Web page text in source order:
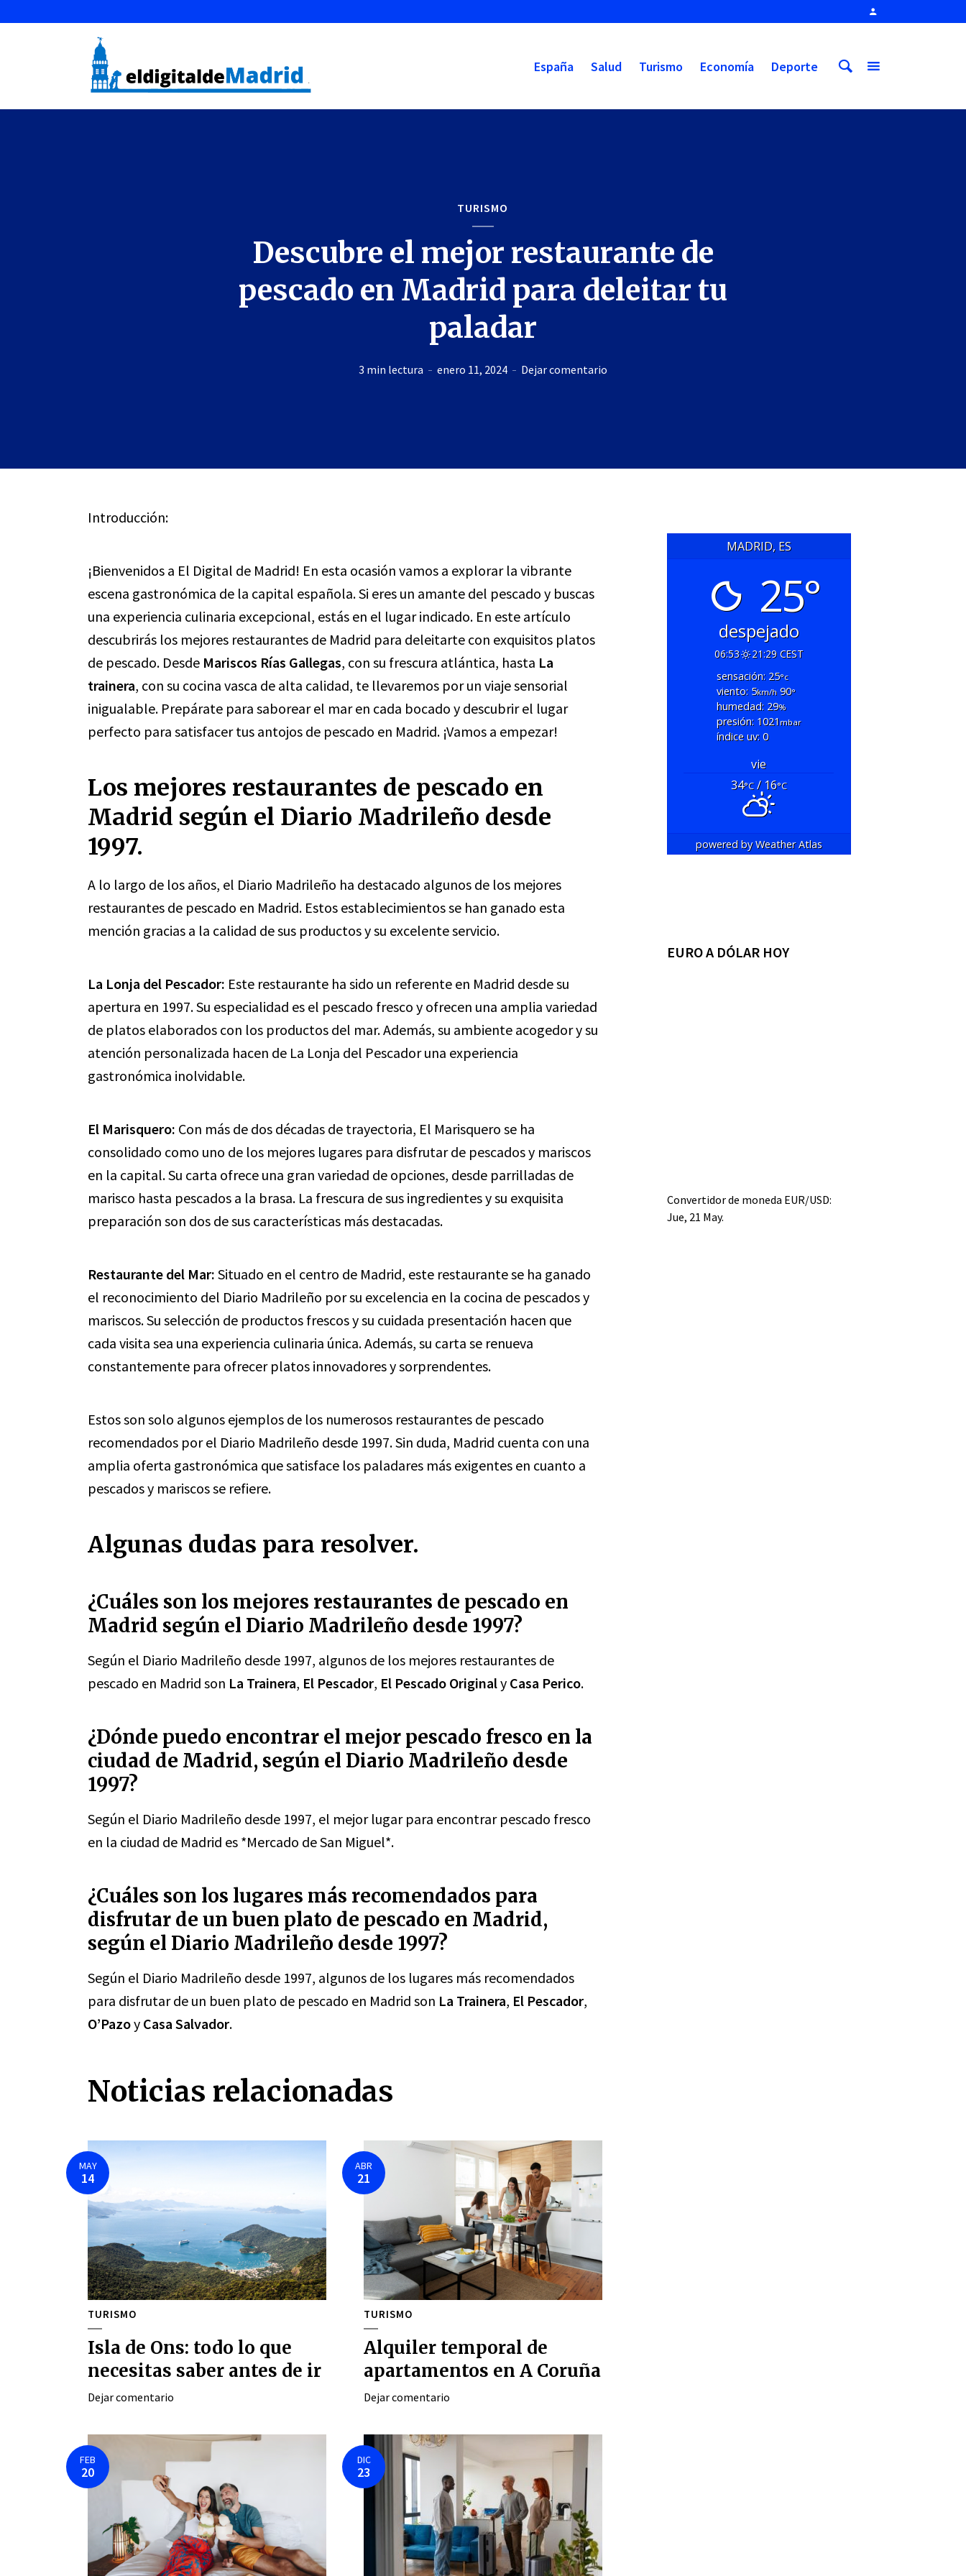
España Salud Turismo Economía Deporte
TURISMO
Descubre el mejor restaurante de
pescado en Madrid para deleitar tu
paladar
3 min lectura enero 11, 2024 Dejar comentario
Introducción:
¡Bienvenidos a El Digital de Madrid! En esta ocasión vamos a explorar la vibrante
escena gastronómica de la capital española. Si eres un amante del pescado y buscas
una experiencia culinaria excepcional, estás en el lugar indicado. En este artículo
descubrirás los mejores restaurantes de Madrid para deleitarte con exquisitos platos
de pescado. Desde Mariscos Rías Gallegas, con su frescura atlántica, hasta La
trainera, con su cocina vasca de alta calidad, te llevaremos por un viaje sensorial
inigualable. Prepárate para saborear el mar en cada bocado y descubrir el lugar
perfecto para satisfacer tus antojos de pescado en Madrid. ¡Vamos a empezar!
Los mejores restaurantes de pescado en
Madrid según el Diario Madrileño desde
1997.
A lo largo de los años, el Diario Madrileño ha destacado algunos de los mejores
restaurantes de pescado en Madrid. Estos establecimientos se han ganado esta
mención gracias a la calidad de sus productos y su excelente servicio.
La Lonja del Pescador: Este restaurante ha sido un referente en Madrid desde su
apertura en 1997. Su especialidad es el pescado fresco y ofrecen una amplia variedad
de platos elaborados con los productos del mar. Además, su ambiente acogedor y su
atención personalizada hacen de La Lonja del Pescador una experiencia
gastronómica inolvidable.
El Marisquero: Con más de dos décadas de trayectoria, El Marisquero se ha
consolidado como uno de los mejores lugares para disfrutar de pescados y mariscos
en la capital. Su carta ofrece una gran variedad de opciones, desde parrilladas de
marisco hasta pescados a la brasa. La frescura de sus ingredientes y su exquisita
preparación son dos de sus características más destacadas.
Restaurante del Mar: Situado en el centro de Madrid, este restaurante se ha ganado
el reconocimiento del Diario Madrileño por su excelencia en la cocina de pescados y
mariscos. Su selección de productos frescos y su cuidada presentación hacen que
cada visita sea una experiencia culinaria única. Además, su carta se renueva
constantemente para ofrecer platos innovadores y sorprendentes.
Estos son solo algunos ejemplos de los numerosos restaurantes de pescado
recomendados por el Diario Madrileño desde 1997. Sin duda, Madrid cuenta con una
amplia oferta gastronómica que satisface los paladares más exigentes en cuanto a
pescados y mariscos se refiere.
Algunas dudas para resolver.
¿Cuáles son los mejores restaurantes de pescado en
Madrid según el Diario Madrileño desde 1997?
Según el Diario Madrileño desde 1997, algunos de los mejores restaurantes de
pescado en Madrid son La Trainera, El Pescador, El Pescado Originaly Casa Perico.
¿Dónde puedo encontrar el mejor pescado fresco en la
ciudad de Madrid, según el Diario Madrileño desde
1997?
Según el Diario Madrileño desde 1997, el mejor lugar para encontrar pescado fresco
en la ciudad de Madrid es *Mercado de San Miguel*.
¿Cuáles son los lugares más recomendados para
disfrutar de un buen plato de pescado en Madrid,
según el Diario Madrileño desde 1997?
Según el Diario Madrileño desde 1997, algunos de los lugares más recomendados
para disfrutar de un buen plato de pescado en Madrid son La Trainera, El Pescador,
O’Pazoy Casa Salvador.
Noticias relacionadas
MAY
14
TURISMO
Isla de Ons: todo lo que
necesitas saber antes de ir
Dejar comentario
ABR
21
TURISMO
Alquiler temporal de
apartamentos en A Coruña
Dejar comentario
FEB
20
DIC
23
MADRID, ES
25°
despejado
06:53
21:29 CEST
sensación: 25°c
viento: 5km/h 90°
humedad: 29%
presión: 1021 mbar
índice uv: 0
vie
34°C/ 16°C
powered byWeather Atlas
EURO A DÓLAR HOY
Convertidor de moneda EUR/USD:
Jue, 21 May.